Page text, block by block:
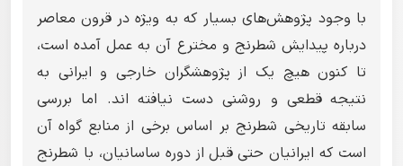
با وجود پژوهش‌های بسیار که به ویژه در قرون معاصر
درباره پیدایش شطرنج و مخترع آن به عمل آمده است،
تا کنون هیچ یک از پژوهشگران خارجی و ایرانی به
نتیجه قطعی و روشنی دست نیافته اند. اما بررسی
سابقه تاریخی شطرنج بر اساس برخی از منابع گواه آن
است که ایرانیان حتی قبل از دوره ساسانیان، با شطرنج